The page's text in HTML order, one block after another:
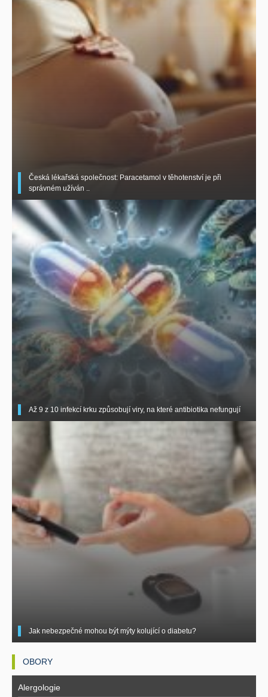
Česká lékařská společnost: Paracetamol v těhotenství je při
správném užíván ..
Až 9 z 10 infekcí krku způsobují viry, na které antibiotika nefungují
Jak nebezpečné mohou být mýty kolující o diabetu?
OBORY
Alergologie